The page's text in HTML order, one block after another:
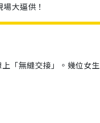
大逼供！
「無縫交接」。幾位女